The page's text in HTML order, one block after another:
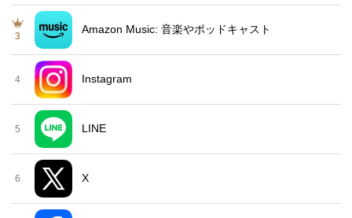
3
Amazon Music: 音楽やポッドキャスト
4 Instagram
5 LINE
6 X